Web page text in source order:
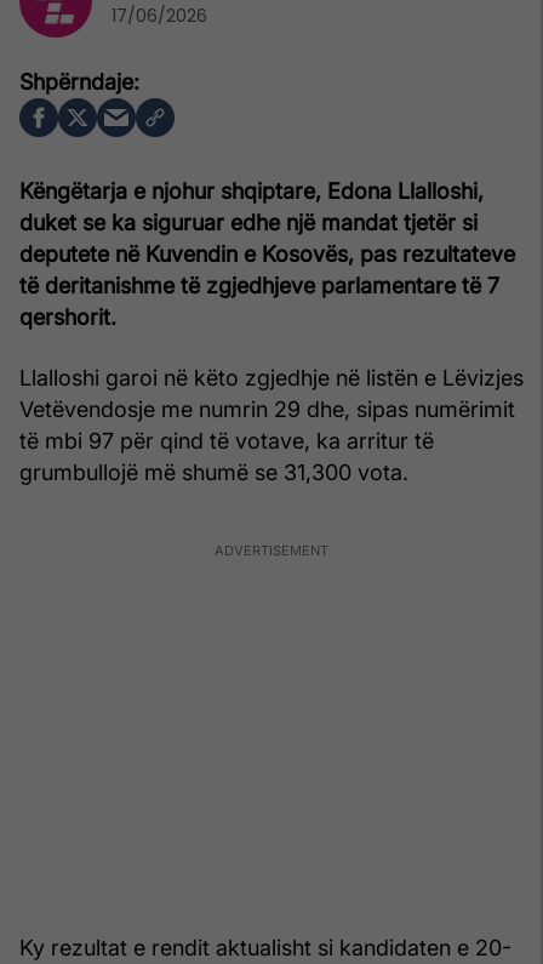
Këngëtarja e njohur shqiptare, Edona Llalloshi,
duket se ka siguruar edhe një mandat tjetër si
deputete në Kuvendin e Kosovës, pas rezultateve
të deritanishme të zgjedhjeve parlamentare të 7
qershorit.
Llalloshi garoi në këto zgjedhje në listën e Lëvizjes
Vetëvendosje me numrin 29 dhe, sipas numërimit
të mbi 97 për qind të votave, ka arritur të
grumbullojë më shumë se 31,300 vota.
Ky rezultat e rendit aktualisht si kandidaten e 20-
17/06/2026